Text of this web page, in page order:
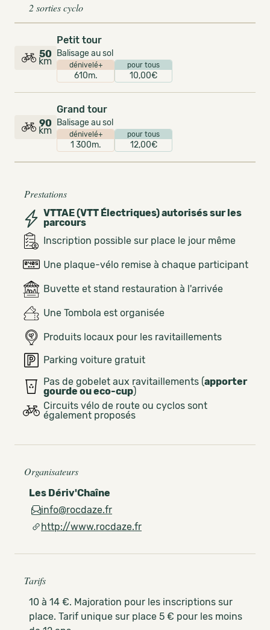
2 sorties cyclo
50
km
Petit tour
Balisage au sol
dénivelé+
610m.
pour tous
10,00€
90
km
Grand tour
Balisage au sol
dénivelé+
1 300m.
pour tous
12,00€
Prestations
VTTAE (VTT Électriques) autorisés sur les
parcours
Inscription possible sur place le jour même
Une plaque-vélo remise à chaque participant
Buvette et stand restauration à l'arrivée
Une Tombola est organisée
Produits locaux pour les ravitaillements
Parking voiture gratuit
Pas de gobelet aux ravitaillements (apporter
gourde ou eco-cup)
Circuits vélo de route ou cyclos sont
également proposés
Organisateurs
Les Dériv'Chaîne
info@rocdaze.fr
http://www.rocdaze.fr
Tarifs
10 à 14 €. Majoration pour les inscriptions sur
place. Tarif unique sur place 5 € pour les moins